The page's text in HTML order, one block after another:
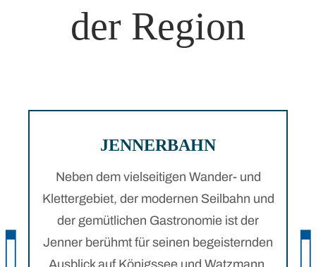
der Region
JENNERBAHN
Neben dem vielseitigen Wander- und
Klettergebiet, der modernen Seilbahn und
der gemütlichen Gastronomie ist der
Jenner berühmt für seinen begeisternden
Ausblick auf Königssee und Watzmann.